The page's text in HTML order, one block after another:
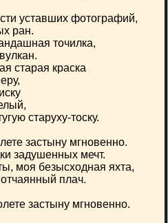
уставших фотографий,
ран.
точилка,
старая краска
старуху-тоску.
застыну мгновенно.
задушенных мечт.
моя безысходная яхта,
плач.
застыну мгновенно.